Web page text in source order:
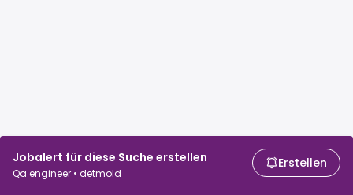
Jobalert für diese Suche erstellen
Qa engineer • detmold
Erstellen